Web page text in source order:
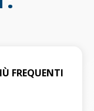
FREQUENTI